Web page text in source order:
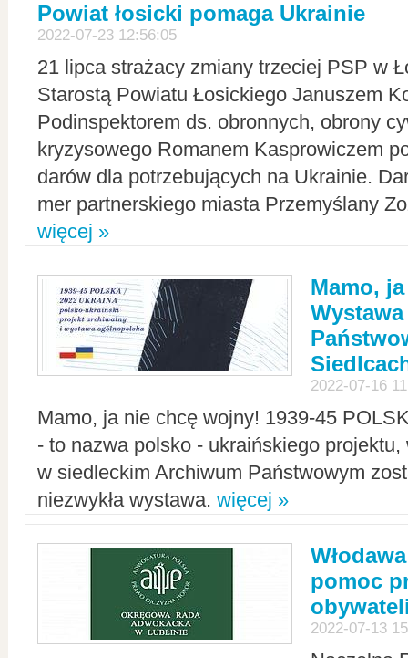
Powiat łosicki pomaga Ukrainie
2022-07-23 12:56:05
21 lipca strażacy zmiany trzeciej PSP w
Starostą Powiatu Łosickiego Januszem
Podinspektorem ds. obronnych, obrony
kryzysowego Romanem Kasprowiczem
darów dla potrzebujących na Ukrainie.
mer partnerskiego miasta Przemyślany
więcej »
Mamo,
2022-07-16
Mamo, ja nie chcę wojny! 1939-45
- to nazwa polsko - ukraińskiego
w siedleckim Archiwum Państwowym
niezwykła wystawa. więcej »
pomoc
2022-07-13